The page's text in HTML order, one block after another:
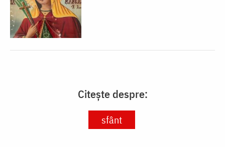
Citește despre:
sfânt